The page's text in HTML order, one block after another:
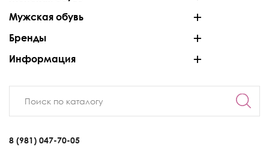
Мужская обувь
Бренды
Информация
8 (981) 047-70-05